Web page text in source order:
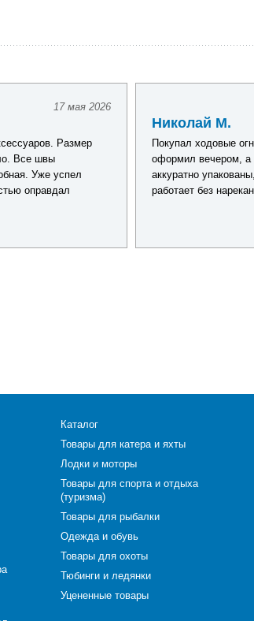
17 мая 2026
Размер
Все швы
Уже успел
оправдал
Николай М.
Покупал ходовые
оформил вечером, а
аккуратно
работает без
Каталог
Товары для катера и яхты
Лодки и моторы
Товары для спорта и отдыха
(туризма)
Товары для рыбалки
Одежда и обувь
Товары для охоты
Тюбинги и ледянки
Уцененные товары